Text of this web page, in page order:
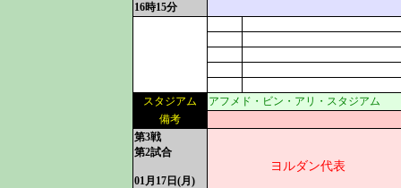
16時15分
スタジアム
アフメド・ビン・アリ・スタジアム
備考
第3戦
第2試合
01月17日(月)
ヨルダン代表